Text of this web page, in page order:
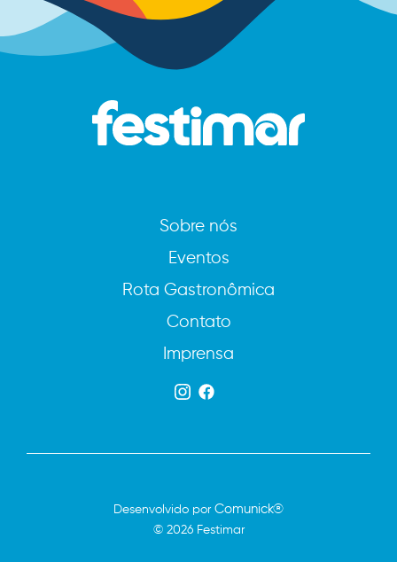
Sobre nós
Eventos
Rota Gastronômica
Contato
Imprensa
© 2026 Festimar
Desenvolvido porComunick®